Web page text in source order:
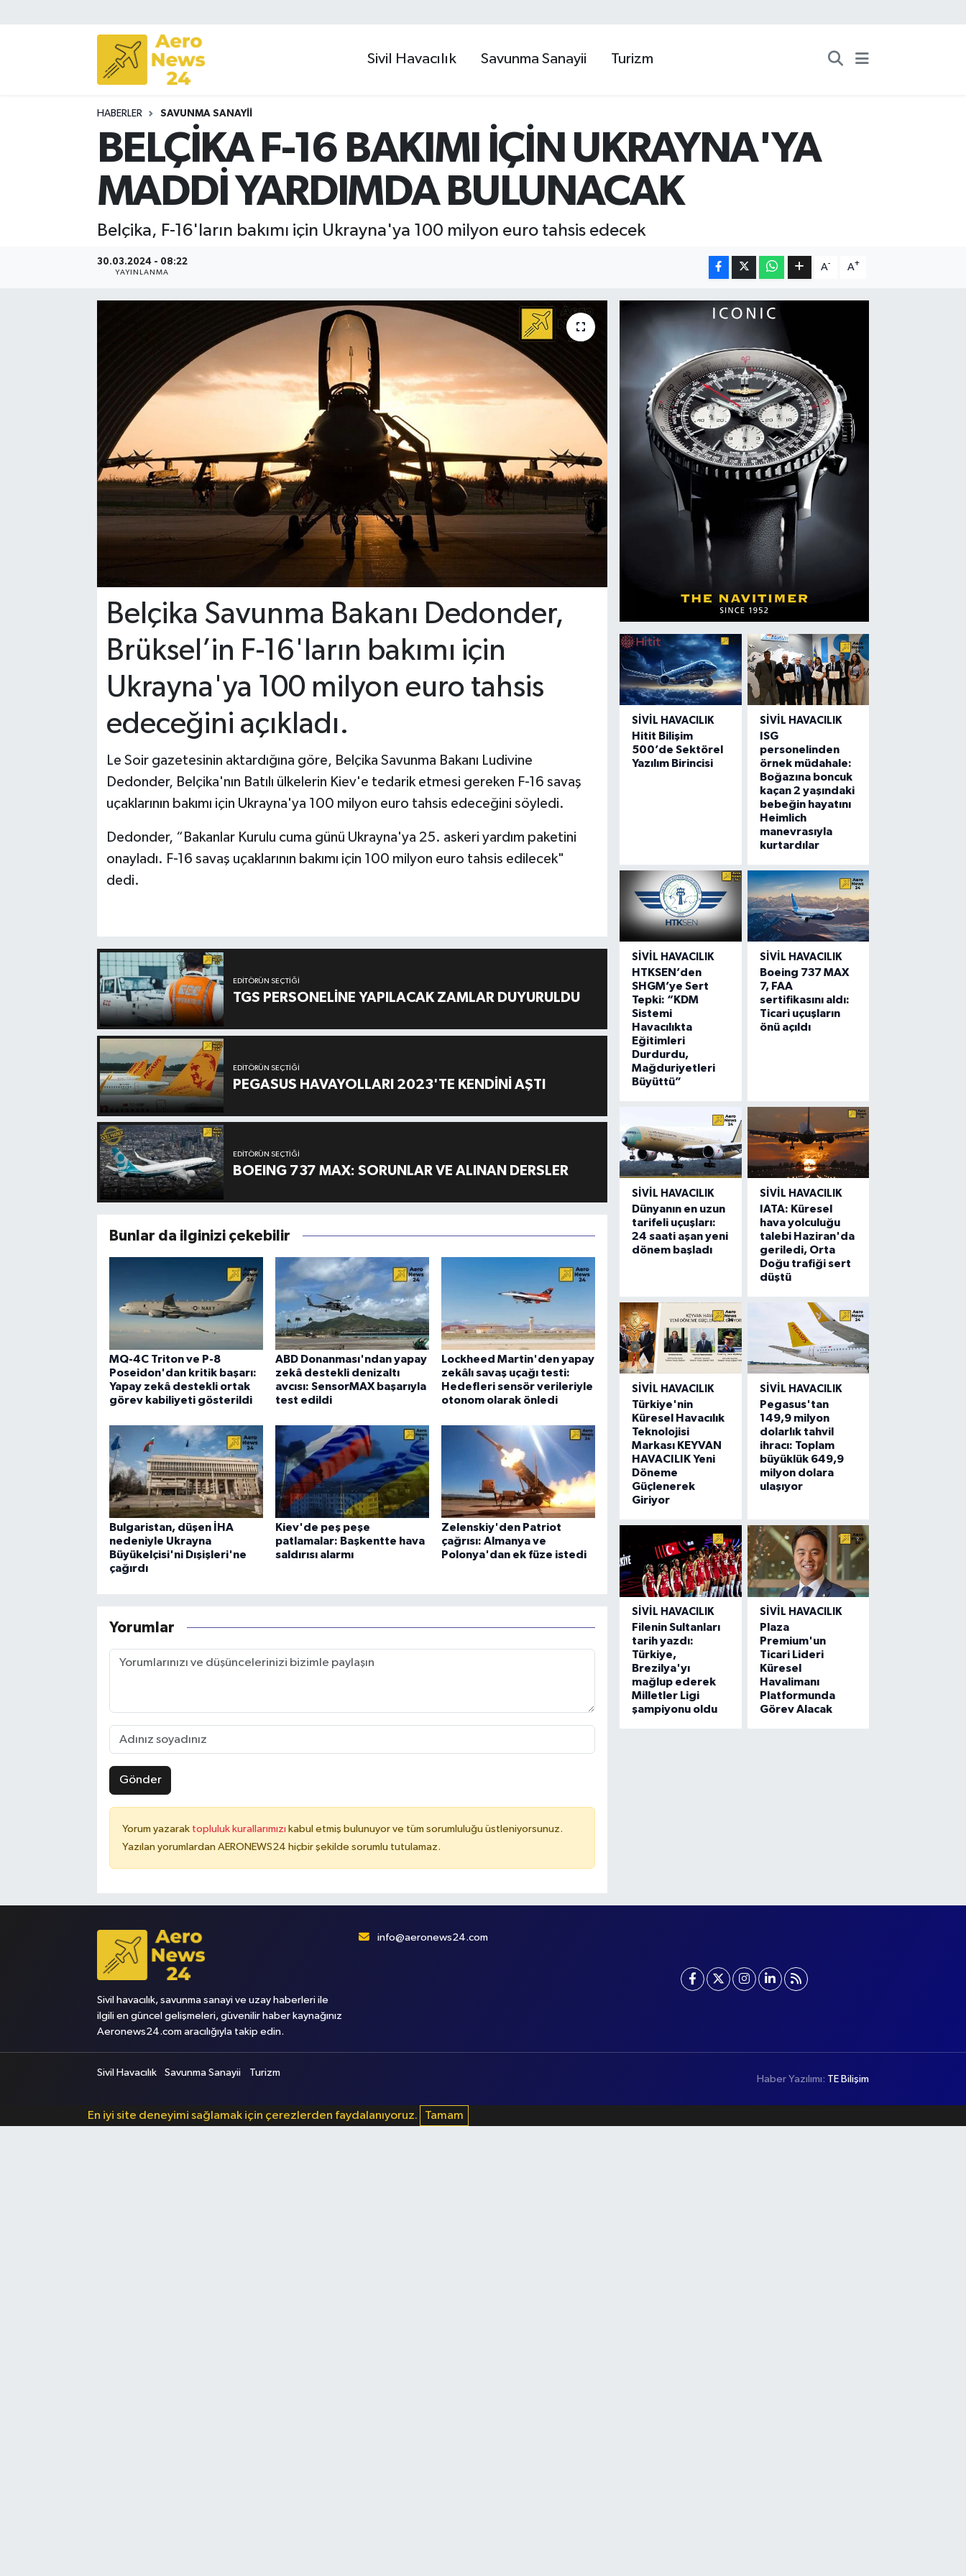
Sivil Havacılık Savunma Sanayii Turizm
HABERLER SAVUNMA SANAYII
BELÇİKA F-16 BAKIMI İÇİN UKRAYNA'YA
MADDİ YARDIMDA BULUNACAK
Belçika, F-16'ların bakımı için Ukrayna'ya 100 milyon euro tahsis edecek
30.03.2024 - 08:22
YAYINLANMA
A- A+
Belçika Savunma Bakanı Dedonder,
Brüksel’in F-16'ların bakımı için
Ukrayna'ya 100 milyon euro tahsis
edeceğini açıkladı.
Le Soir gazetesinin aktardığına göre, Belçika Savunma Bakanı Ludivine
Dedonder, Belçika'nın Batılı ülkelerin Kiev'e tedarik etmesi gereken F-16 savaş
uçaklarının bakımı için Ukrayna'ya 100 milyon euro tahsis edeceğini söyledi.
Dedonder, “Bakanlar Kurulu cuma günü Ukrayna'ya 25. askeri yardım paketini
onayladı. F-16 savaş uçaklarının bakımı için 100 milyon euro tahsis edilecek"
dedi.
EDITÖRÜN SEÇTIĞI
TGS PERSONELİNE YAPILACAK ZAMLAR DUYURULDU
EDITÖRÜN SEÇTIĞI
PEGASUS HAVAYOLLARI 2023'TE KENDİNİ AŞTI
EDITÖRÜN SEÇTIĞI
BOEING 737 MAX: SORUNLAR VE ALINAN DERSLER
Bunlar da ilginizi çekebilir
MQ-4C Triton ve P-8
Poseidon'dan kritik başarı:
Yapay zekâ destekli ortak
görev kabiliyeti gösterildi
ABD Donanması'ndan yapay
zekâ destekli denizaltı
avcısı: SensorMAX başarıyla
test edildi
Lockheed Martin'den yapay
zekâlı savaş uçağı testi:
Hedefleri sensör verileriyle
otonom olarak önledi
Bulgaristan, düşen İHA
nedeniyle Ukrayna
Büyükelçisi'ni Dışişleri'ne
çağırdı
Kiev'de peş peşe
patlamalar: Başkentte hava
saldırısı alarmı
Zelenskiy'den Patriot
çağrısı: Almanya ve
Polonya'dan ek füze istedi
Yorumlar
Gönder
Yorum yazarak topluluk kurallarımızı kabul etmiş bulunuyor ve tüm sorumluluğu üstleniyorsunuz.
Yazılan yorumlardan AERONEWS24 hiçbir şekilde sorumlu tutulamaz.
SIVIL HAVACILIK
Hitit Bilişim
500’de Sektörel
Yazılım Birincisi
SIVIL HAVACILIK
ISG
personelinden
örnek müdahale:
Boğazına boncuk
kaçan 2 yaşındaki
bebeğin hayatını
Heimlich
manevrasıyla
kurtardılar
SIVIL HAVACILIK
HTKSEN’den
SHGM’ye Sert
Tepki: “KDM
Sistemi
Havacılıkta
Eğitimleri
Durdurdu,
Mağduriyetleri
Büyüttü”
SIVIL HAVACILIK
Boeing 737 MAX
7, FAA
sertifikasını aldı:
Ticari uçuşların
önü açıldı
SIVIL HAVACILIK
Dünyanın en uzun
tarifeli uçuşları:
24 saati aşan yeni
dönem başladı
SIVIL HAVACILIK
IATA: Küresel
hava yolculuğu
talebi Haziran'da
geriledi, Orta
Doğu trafiği sert
düştü
SIVIL HAVACILIK
Türkiye'nin
Küresel Havacılık
Teknolojisi
Markası KEYVAN
HAVACILIK Yeni
Döneme
Güçlenerek
Giriyor
SIVIL HAVACILIK
Pegasus'tan
149,9 milyon
dolarlık tahvil
ihracı: Toplam
büyüklük 649,9
milyon dolara
ulaşıyor
SIVIL HAVACILIK
Filenin Sultanları
tarih yazdı:
Türkiye,
Brezilya'yı
mağlup ederek
Milletler Ligi
şampiyonu oldu
SIVIL HAVACILIK
Plaza
Premium'un
Ticari Lideri
Küresel
Havalimanı
Platformunda
Görev Alacak
Sivil havacılık, savunma sanayi ve uzay haberleri ile
ilgili en güncel gelişmeleri, güvenilir haber kaynağınız
Aeronews24.com aracılığıyla takip edin.
info@aeronews24.com
Sivil Havacılık Savunma Sanayii Turizm
Haber Yazılımı: TE Bilişim
En iyi site deneyimi sağlamak için çerezlerden faydalanıyoruz. Tamam
Sivil Havacılık